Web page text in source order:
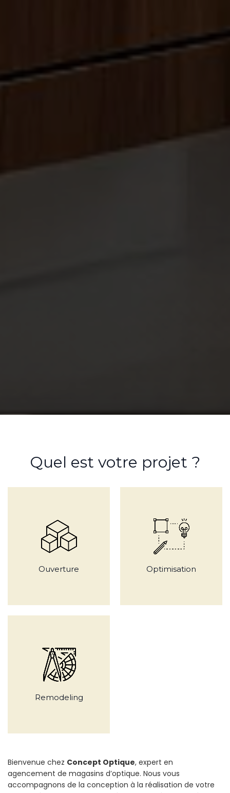
Quel est votre projet ?
Ouverture Optimisation
Remodeling
Bienvenue chez Concept Optique, expert en
agencement de magasins d’optique. Nous vous
accompagnons de la conception à la réalisation de votre